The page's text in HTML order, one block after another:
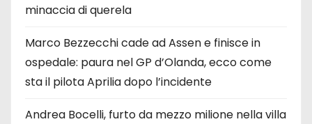
minaccia di querela
Marco Bezzecchi cade ad Assen e finisce in
ospedale: paura nel GP d’Olanda, ecco come
sta il pilota Aprilia dopo l’incidente
Andrea Bocelli, furto da mezzo milione nella villa